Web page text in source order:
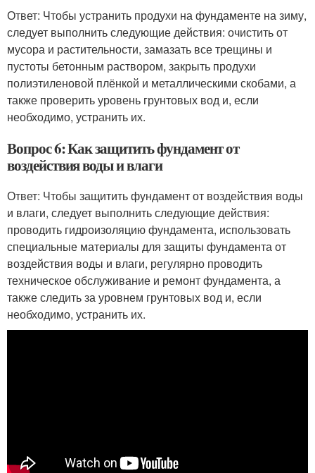
Ответ: Чтобы устранить продухи на фундаменте на зиму,
следует выполнить следующие действия: очистить от
мусора и растительности, замазать все трещины и
пустоты бетонным раствором, закрыть продухи
полиэтиленовой плёнкой и металлическими скобами, а
также проверить уровень грунтовых вод и, если
необходимо, устранить их.
Вопрос 6: Как защитить фундамент от
воздействия воды и влаги
Ответ: Чтобы защитить фундамент от воздействия воды
и влаги, следует выполнить следующие действия:
проводить гидроизоляцию фундамента, использовать
специальные материалы для защиты фундамента от
воздействия воды и влаги, регулярно проводить
техническое обслуживание и ремонт фундамента, а
также следить за уровнем грунтовых вод и, если
необходимо, устранить их.